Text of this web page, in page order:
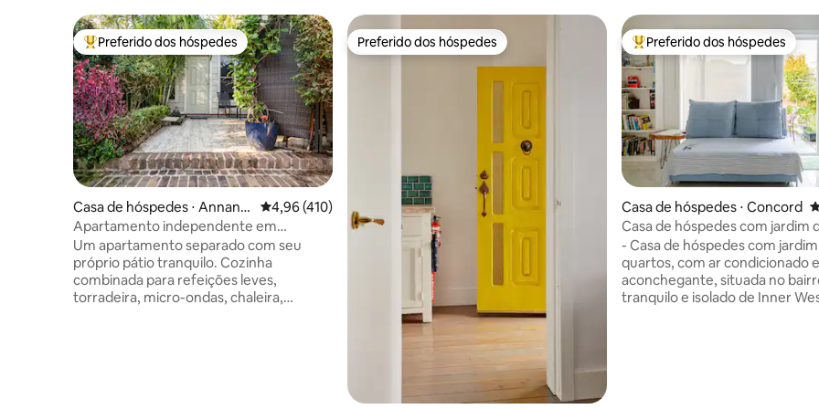
Entre os melhores preferidos dos hóspedes
Preferido dos hóspedes
Casa de hóspedes ⋅ Annand
ale
4,96 de uma avaliação média de 5, 410 avaliações
4,96 (410)
Apartamento independente em
Annandale e área "Old Stable"
Um apartamento separado com seu
próprio pátio tranquilo. Cozinha
combinada para refeições leves,
torradeira, micro-ondas, chaleira,
Preferido dos hóspedes
Preferido dos hóspedes Entre os melhores preferidos
Preferido dos hóspedes
Casa de hóspedes ⋅ Concord
Casa de hóspedes com jardim
quartos no interior oeste de
- Casa de hóspedes com
quartos, com ar condicionado e
aconchegante, situada no
tranquilo e isolado de Inner